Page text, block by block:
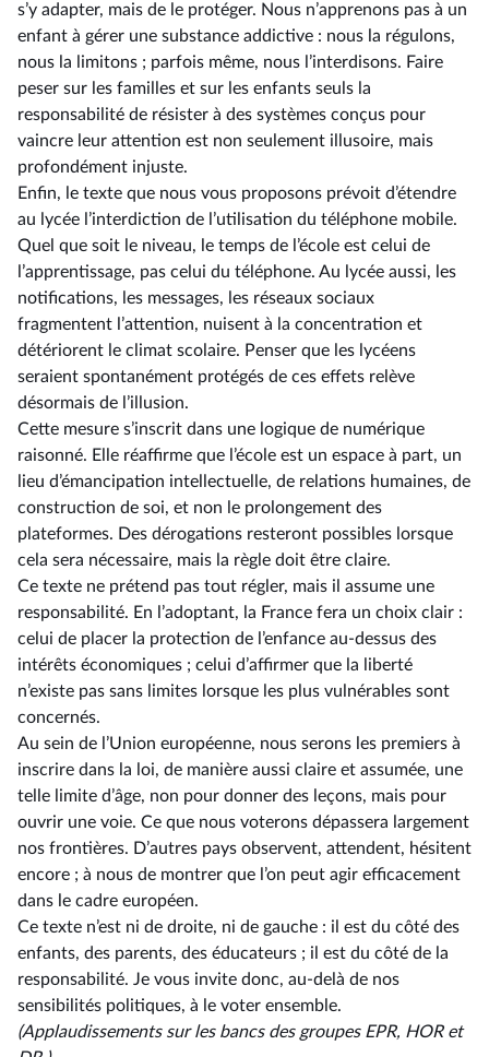
s’y adapter, mais de le protéger. Nous n’apprenons pas à un
enfant à gérer une substance addictive : nous la régulons,
nous la limitons ; parfois même, nous l’interdisons. Faire
peser sur les familles et sur les enfants seuls la
responsabilité de résister à des systèmes conçus pour
vaincre leur attention est non seulement illusoire, mais
profondément injuste.
Enfin, le texte que nous vous proposons prévoit d’étendre
au lycée l’interdiction de l’utilisation du téléphone mobile.
Quel que soit le niveau, le temps de l’école est celui de
l’apprentissage, pas celui du téléphone. Au lycée aussi, les
notifications, les messages, les réseaux sociaux
fragmentent l’attention, nuisent à la concentration et
détériorent le climat scolaire. Penser que les lycéens
seraient spontanément protégés de ces effets relève
désormais de l’illusion.
Cette mesure s’inscrit dans une logique de numérique
raisonné. Elle réaffirme que l’école est un espace à part, un
lieu d’émancipation intellectuelle, de relations humaines, de
construction de soi, et non le prolongement des
plateformes. Des dérogations resteront possibles lorsque
cela sera nécessaire, mais la règle doit être claire.
Ce texte ne prétend pas tout régler, mais il assume une
responsabilité. En l’adoptant, la France fera un choix clair :
celui de placer la protection de l’enfance au-dessus des
intérêts économiques ; celui d’affirmer que la liberté
n’existe pas sans limites lorsque les plus vulnérables sont
concernés.
Au sein de l’Union européenne, nous serons les premiers à
inscrire dans la loi, de manière aussi claire et assumée, une
telle limite d’âge, non pour donner des leçons, mais pour
ouvrir une voie. Ce que nous voterons dépassera largement
nos frontières. D’autres pays observent, attendent, hésitent
encore ; à nous de montrer que l’on peut agir efficacement
dans le cadre européen.
Ce texte n’est ni de droite, ni de gauche : il est du côté des
enfants, des parents, des éducateurs ; il est du côté de la
responsabilité. Je vous invite donc, au-delà de nos
sensibilités politiques, à le voter ensemble.
(Applaudissements sur les bancs des groupes EPR, HOR et